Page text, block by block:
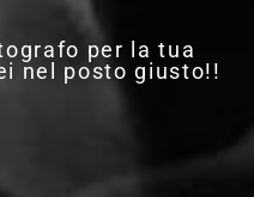
per la tua
nel posto giusto!!